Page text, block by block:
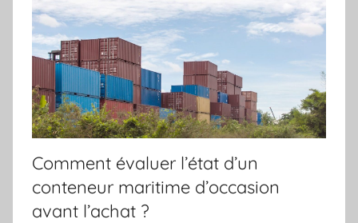
Comment évaluer l’état d’un
conteneur maritime d’occasion
avant l’achat ?